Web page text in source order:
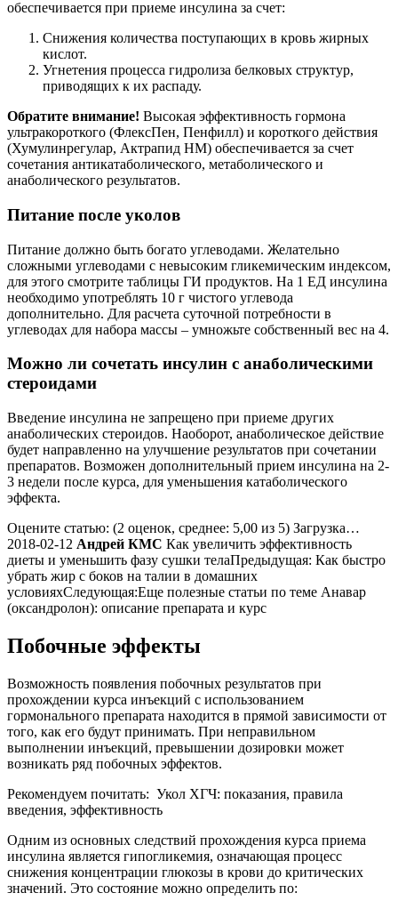
обеспечивается при приеме инсулина за счет:
Снижения количества поступающих в кровь жирных
кислот.
Угнетения процесса гидролиза белковых структур,
приводящих к их распаду.
Обратите внимание! Высокая эффективность гормона
ультракороткого (ФлексПен, Пенфилл) и короткого действия
(Хумулинрегулар, Актрапид НМ) обеспечивается за счет
сочетания антикатаболического, метаболического и
анаболического результатов.
Питание после уколов
Питание должно быть богато углеводами. Желательно
сложными углеводами с невысоким гликемическим индексом,
для этого смотрите таблицы ГИ продуктов. На 1 ЕД инсулина
необходимо употреблять 10 г чистого углевода
дополнительно. Для расчета суточной потребности в
углеводах для набора массы – умножьте собственный вес на 4.
Можно ли сочетать инсулин с анаболическими
стероидами
Введение инсулина не запрещено при приеме других
анаболических стероидов. Наоборот, анаболическое действие
будет направленно на улучшение результатов при сочетании
препаратов. Возможен дополнительный прием инсулина на 2-
3 недели после курса, для уменьшения катаболического
эффекта.
Оцените статью: (2 оценок, среднее: 5,00 из 5) Загрузка…
2018-02-12 Андрей КМС Как увеличить эффективность
диеты и уменьшить фазу сушки телаПредыдущая: Как быстро
убрать жир с боков на талии в домашних
условияхСледующая:Еще полезные статьи по теме Анавар
(оксандролон): описание препарата и курс
Побочные эффекты
Возможность появления побочных результатов при
прохождении курса инъекций с использованием
гормонального препарата находится в прямой зависимости от
того, как его будут принимать. При неправильном
выполнении инъекций, превышении дозировки может
возникать ряд побочных эффектов.
Рекомендуем почитать: Укол ХГЧ: показания, правила
введения, эффективность
Одним из основных следствий прохождения курса приема
инсулина является гипогликемия, означающая процесс
снижения концентрации глюкозы в крови до критических
значений. Это состояние можно определить по: